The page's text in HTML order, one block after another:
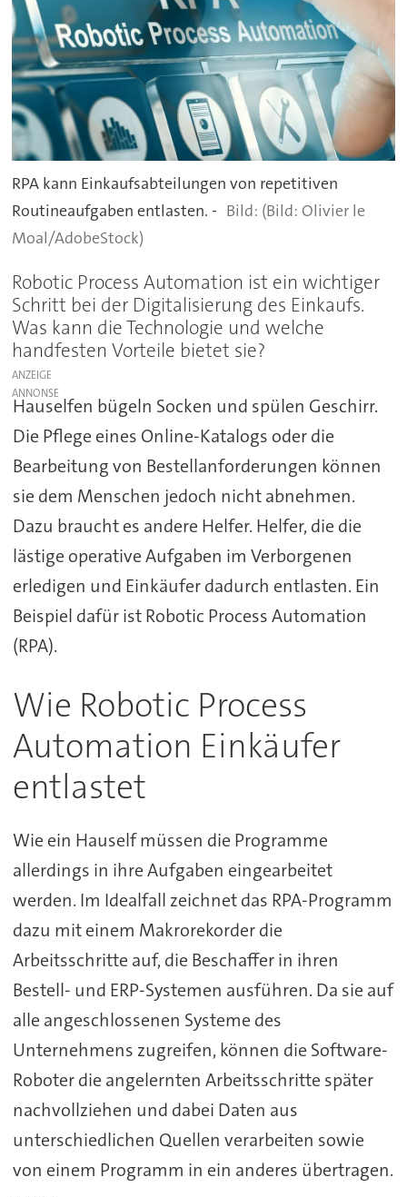
RPA kann Einkaufsabteilungen von repetitiven
Routineaufgaben entlasten. -
(Bild: Olivier le
Moal/AdobeStock)
Robotic Process Automation ist ein wichtiger
Schritt bei der Digitalisierung des Einkaufs.
Was kann die Technologie und welche
handfesten Vorteile bietet sie?
ANZEIGE
Hauselfen bügeln Socken und spülen Geschirr.
Die Pflege eines Online-Katalogs oder die
Bearbeitung von Bestellanforderungen können
sie dem Menschen jedoch nicht abnehmen.
Dazu braucht es andere Helfer. Helfer, die die
lästige operative Aufgaben im Verborgenen
erledigen und Einkäufer dadurch entlasten. Ein
Beispiel dafür ist Robotic Process Automation
(RPA).
Wie Robotic Process
Automation Einkäufer
entlastet
Wie ein Hauself müssen die Programme
allerdings in ihre Aufgaben eingearbeitet
werden. Im Idealfall zeichnet das RPA-Programm
dazu mit einem Makrorekorder die
Arbeitsschritte auf, die Beschaffer in ihren
Bestell- und ERP-Systemen ausführen. Da sie auf
alle angeschlossenen Systeme des
Unternehmens zugreifen, können die Software-
Roboter die angelernten Arbeitsschritte später
nachvollziehen und dabei Daten aus
unterschiedlichen Quellen verarbeiten sowie
von einem Programm in ein anderes übertragen.